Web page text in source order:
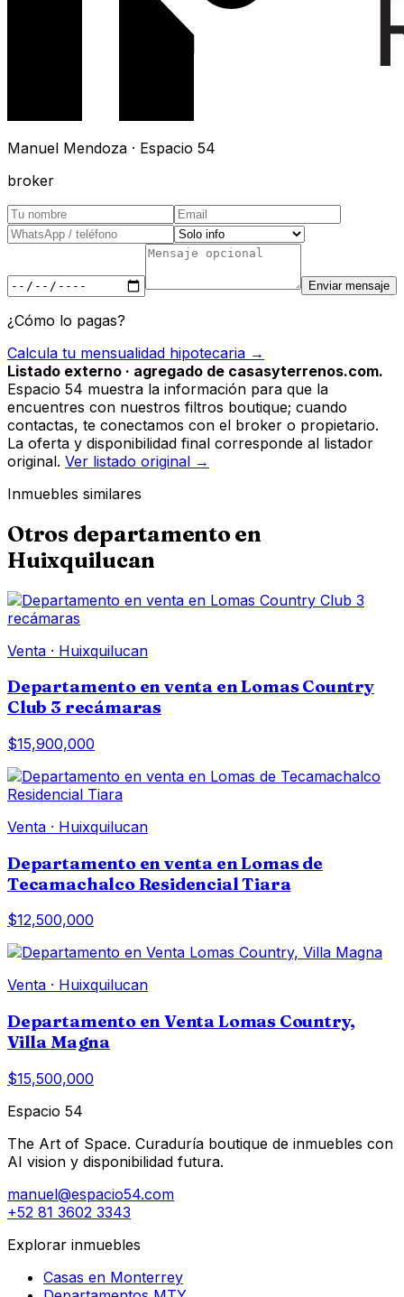
Manuel Mendoza · Espacio 54
broker
Enviar mensaje
¿Cómo lo pagas?
Calcula tu mensualidad hipotecaria →
Listado externo · agregado de casasyterrenos.com.
Espacio 54 muestra la información para que la
encuentres con nuestros filtros boutique; cuando
contactas, te conectamos con el broker o propietario.
La oferta y disponibilidad final corresponde al listador
original. Ver listado original →
Inmuebles similares
Otros departamentoen
Huixquilucan
Venta · Huixquilucan
Departamento en venta en Lomas Country
Club 3 recámaras
$15,900,000
Venta · Huixquilucan
Departamento en venta en Lomas de
Tecamachalco Residencial Tiara
$12,500,000
Venta · Huixquilucan
Departamento en Venta Lomas Country,
Villa Magna
$15,500,000
Espacio 54
The Art of Space. Curaduría boutique de inmuebles con
AI vision y disponibilidad futura.
manuel@espacio54.com
+52 81 3602 3343
Explorar inmuebles
Casas en Monterrey